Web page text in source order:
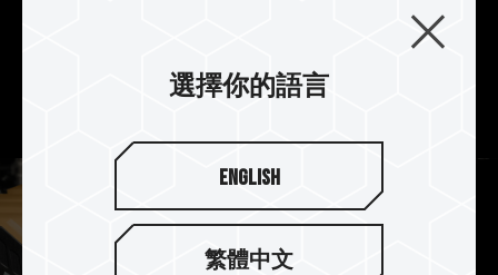
TUF Gaming Alliance 獨特電競特工的風格元素，
渾然一體的流線型設計，呼應 RGB 炫彩全幅式
120° 超廣角發光，帶給玩家耳目一新且率性獨特的
選擇你的語言
English
繁體中文